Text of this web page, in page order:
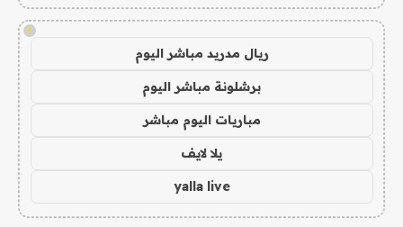
!
ريال مدريد مباشر اليوم
برشلونة مباشر اليوم
مباريات اليوم مباشر
يلا لايف
yalla live